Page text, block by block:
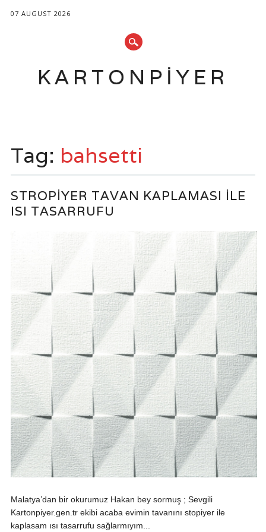
07 AUGUST 2026
KARTONPIYER
content
Tag: bahsetti
STROPIYER TAVAN KAPLAMASI ILE
ISI TASARRUFU
Malatya’dan bir okurumuz Hakan bey sormuş ; Sevgili
Kartonpiyer.gen.tr ekibi acaba evimin tavanını stopiyer ile
kaplasam ısı tasarrufu sağlarmıyım...